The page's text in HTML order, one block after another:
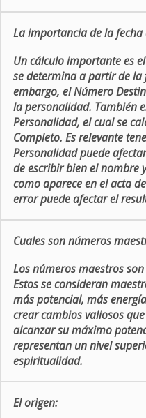
La importancia de la
Un cálculo importante es
se determina a partir de la
embargo, el Número
la personalidad. También
Personalidad, el cual se
Completo. Es relevante
Personalidad puede
de escribir bien el nombre
como aparece en el acta
error puede afectar el
Cuales son números
Los números maestros
Estos se consideran
más potencial, más
crear cambios valiosos
alcanzar su máximo
representan un nivel
espiritualidad.
El origen: